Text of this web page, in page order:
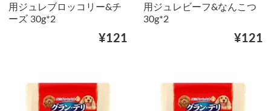
用ジュレブロッコリー&チ
ーズ 30g*2
¥121
用ジュレビーフ&なんこつ
30g*2
¥121